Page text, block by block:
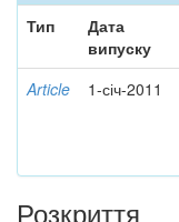
Тип
Дата
випуску
Article 1-січ-2011
Розкриття